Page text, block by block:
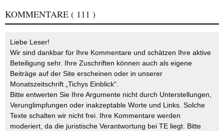
KOMMENTARE ( 111 )
Liebe Leser!
Wir sind dankbar für Ihre Kommentare und schätzen Ihre aktive
Beteiligung sehr. Ihre Zuschriften können auch als eigene
Beiträge auf der Site erscheinen oder in unserer
Monatszeitschrift „Tichys Einblick“.
Bitte entwerten Sie Ihre Argumente nicht durch Unterstellungen,
Verunglimpfungen oder inakzeptable Worte und Links. Solche
Texte schalten wir nicht frei. Ihre Kommentare werden
moderiert, da die juristische Verantwortung bei TE liegt. Bitte